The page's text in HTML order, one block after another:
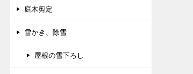
庭木剪定
雪かき、除雪
屋根の雪下ろし